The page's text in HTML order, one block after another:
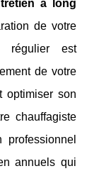
à long
de votre
régulier est
de votre
optimiser son
chauffagiste
annuels qui